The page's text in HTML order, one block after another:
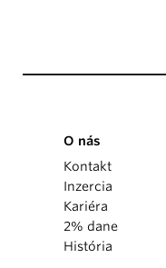
O nás
Kontakt
Inzercia
Kariéra
2% dane
História